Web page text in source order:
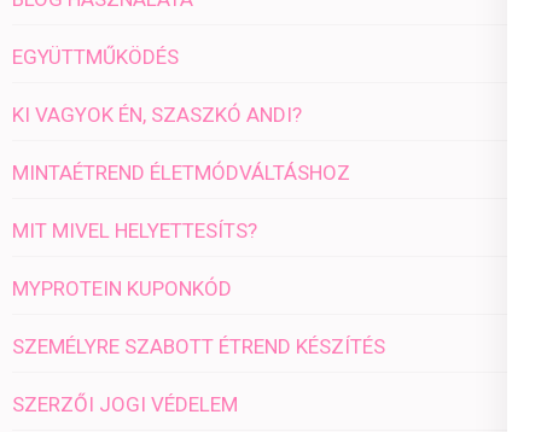
EGYÜTTMŰKÖDÉS
KI VAGYOK ÉN, SZASZKÓ ANDI?
MINTAÉTREND ÉLETMÓDVÁLTÁSHOZ
MIT MIVEL HELYETTESÍTS?
MYPROTEIN KUPONKÓD
SZEMÉLYRE SZABOTT ÉTREND KÉSZÍTÉS
SZERZŐI JOGI VÉDELEM